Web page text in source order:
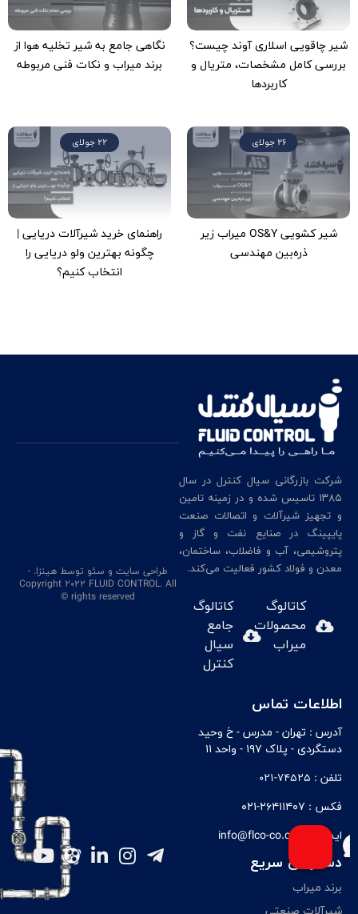
شیر چاقویی اسلاری آوند چیست؟
بررسی کامل مشخصات، متریال و
کاربردها
نگاهی جامع به شیر تخلیه هوا از
برند میراب و نکات فنی مربوطه
26 جولای
شیر کشویی OS&Y میراب زیر
ذره‌بین مهندسی
22 جولای
راهنمای خرید شیرآلات دریایی |
چگونه بهترین ولو دریایی را
انتخاب کنیم؟
شرکت بازرگانی سیال کنترل در سال
۱۳۸۵ تاسیس شده و در زمینه تامین
و تجهیز شیرآلات و اتصالات صنعت
پایپینگ در صنایع نفت و گاز و
پتروشیمی، آب و فاضلاب، ساختمان،
معدن و فولاد کشور فعالیت می‌کند.
کاتالوگ
محصولات
میراب
کاتالوگ
جامع
سیال
کنترل
اطلاعات تماس
آدرس : تهران - مدرس - خ وحيد
دستگردی - پلاک ۱۹۷ - واحد ۱۱
تلفن :
فکس :
ایمیل :
دسترسی سریع
برند میراب
طراحی سایت و سئو توسط هینزا. -
Copyright 2022 FLUID CONTROL. All
rights reserved ©